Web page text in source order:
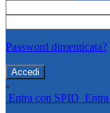
Password dimenticata?
-
Entra con SPID